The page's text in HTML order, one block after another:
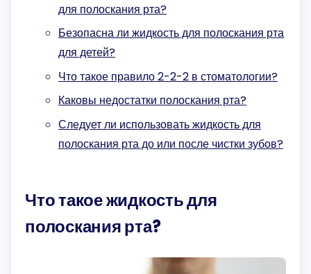
для полоскания рта?
Безопасна ли жидкость для полоскания рта
для детей?
Что такое правило 2-2-2 в стоматологии?
Каковы недостатки полоскания рта?
Следует ли использовать жидкость для
полоскания рта до или после чистки зубов?
Что такое жидкость для
полоскания рта?